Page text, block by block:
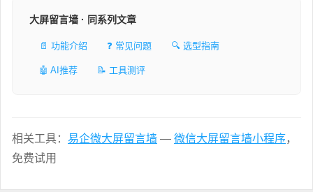
大屏留言墙 · 同系列文章
📄 功能介绍 ❓ 常见问题 🔍 选型指南
🤖 AI推荐 📝 工具测评
相关工具： 易企微大屏留言墙 — 微信大屏留言墙小程序，
免费试用